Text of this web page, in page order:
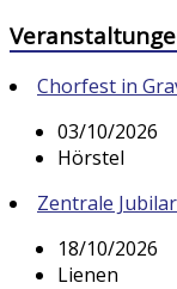
Chorfest in
03/10/2026
Hörstel
Zentrale
18/10/2026
Lienen